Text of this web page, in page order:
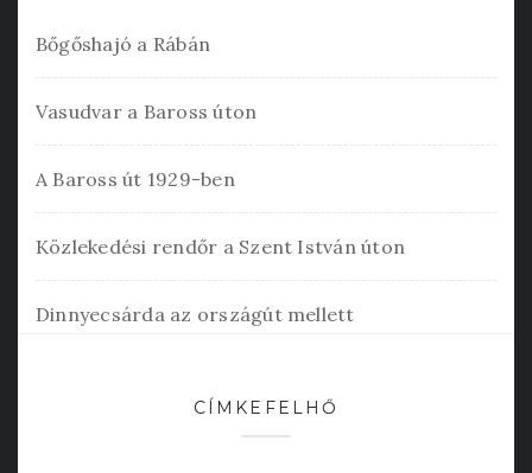
Bőgőshajó a Rábán
Vasudvar a Baross úton
A Baross út 1929-ben
Közlekedési rendőr a Szent István úton
Dinnyecsárda az országút mellett
CÍMKEFELHŐ